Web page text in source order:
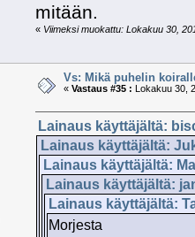
mitään.
« Viimeksi muokattu: Lokakuu 30,
Vs: Mikä puhelin
«Vastaus #35 : Lokakuu 30,
Lainaus käyttäjältä:
Lainaus käyttäjältä:
Lainaus käyttäjältä:
Lainaus käyttäjältä:
Lainaus käyttäjältä:
Morjesta